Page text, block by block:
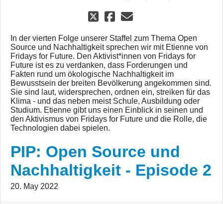
In der vierten Folge unserer Staffel zum Thema Open
Source und Nachhaltigkeit sprechen wir mit Etienne von
Fridays for Future. Den Aktivist*innen von Fridays for
Future ist es zu verdanken, dass Forderungen und
Fakten rund um ökologische Nachhaltigkeit im
Bewusstsein der breiten Bevölkerung angekommen sind.
Sie sind laut, widersprechen, ordnen ein, streiken für das
Klima - und das neben meist Schule, Ausbildung oder
Studium. Etienne gibt uns einen Einblick in seinen und
den Aktivismus von Fridays for Future und die Rolle, die
Technologien dabei spielen.
PIP: Open Source und
Nachhaltigkeit - Episode 2
20. May 2022